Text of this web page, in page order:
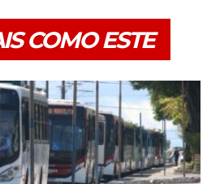
COMO ESTE